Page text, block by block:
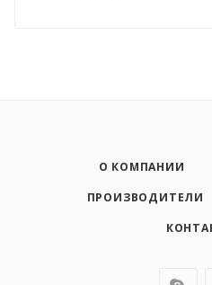
О КОМПАНИИ
ПРОИЗВОДИТЕЛИ